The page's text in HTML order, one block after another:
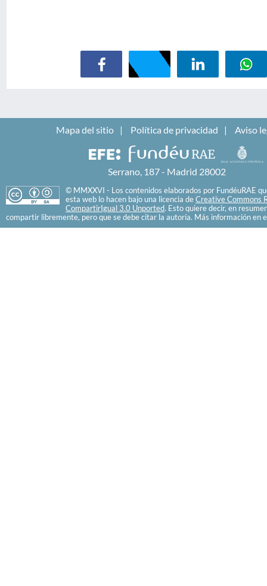
Mapa del sitio Política de privacidad Aviso
Serrano, 187 - Madrid 28002
© MMXXVI - Los contenidos elaborados por FundéuRAE
esta web lo hacen bajo una licencia de Creative Commons
CompartirIgual 3.0 Unported. Esto quiere decir, en
compartir libremente, pero que se debe citar la autoría. Más información en